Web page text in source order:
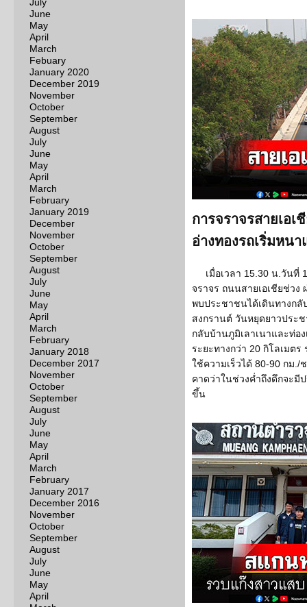
June
May
April
March
Febuary
January 2020
December 2019
November
October
September
August
July
June
May
April
March
February
January 2019
December
November
October
September
August
July
June
May
April
March
February
January 2018
December 2017
November
October
September
August
July
June
May
April
March
February
January 2017
December 2016
November
October
September
August
July
June
May
April
การจราจรสายเอ
อ่างทองรถเริ่มหน
เมื่อเวลา 15.30 น.วันที่
จราจร ถนนสายเอเชียช่ว
พบประชาชนได้เดินทางกลั
สงกรานต์ วันหยุดยาวประ
กลับบ้านภูมิเลาเนาและท่อ
ระยะทางกว่า 20 กิโลเมต
ใช้ความเร็วได้ 80-90 กม
คาดว่าในช่วงค่ำถึงดึกจะ
ขึ้น